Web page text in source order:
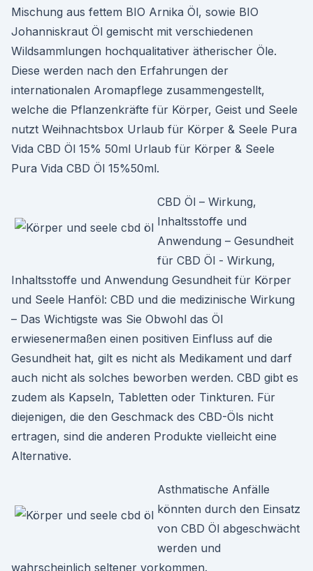
Mischung aus fettem BIO Arnika Öl, sowie BIO
Johanniskraut Öl gemischt mit verschiedenen
Wildsammlungen hochqualitativer ätherischer Öle.
Diese werden nach den Erfahrungen der
internationalen Aromapflege zusammengestellt,
welche die Pflanzenkräfte für Körper, Geist und Seele
nutzt Weihnachtsbox Urlaub für Körper & Seele Pura
Vida CBD Öl 15% 50ml Urlaub für Körper & Seele
Pura Vida CBD Öl 15%50ml.
CBD Öl – Wirkung,
Inhaltsstoffe und
Anwendung – Gesundheit
für CBD Öl - Wirkung,
Inhaltsstoffe und Anwendung Gesundheit für Körper
und Seele Hanföl: CBD und die medizinische Wirkung
– Das Wichtigste was Sie Obwohl das Öl
erwiesenermaßen einen positiven Einfluss auf die
Gesundheit hat, gilt es nicht als Medikament und darf
auch nicht als solches beworben werden. CBD gibt es
zudem als Kapseln, Tabletten oder Tinkturen. Für
diejenigen, die den Geschmack des CBD-Öls nicht
ertragen, sind die anderen Produkte vielleicht eine
Alternative.
Asthmatische Anfälle
könnten durch den Einsatz
von CBD Öl abgeschwächt
werden und
wahrscheinlich seltener vorkommen.